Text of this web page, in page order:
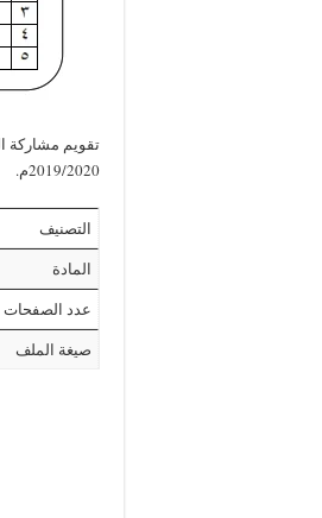
تقويم مشاركة
2019/2020م.
التصنيف
المادة
عدد الصفحات
صيغة الملف